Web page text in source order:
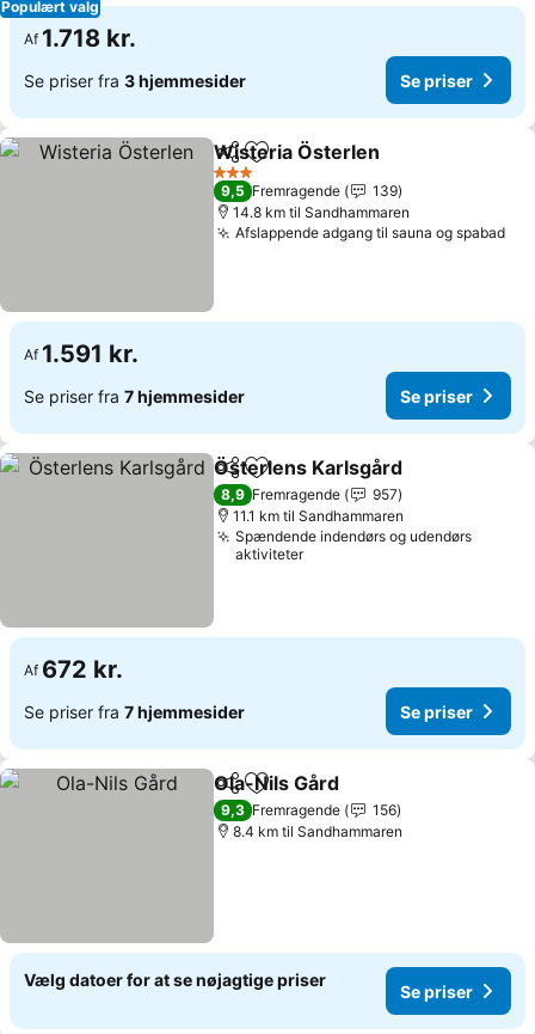
Populært valg
Af 1.718 kr.
Se priser fra 3 hjemmesider Se priser
Del Føj til favoritter
Wisteria Österlen
3 Stjerner
9,5 Fremragende
139
14.8 km til Sandhammaren
Afslappende adgang til sauna og spabadSe
Af 1.591 kr.
Se priser fra 7 hjemmesider Se priser
Del Føj til favoritter
Österlens Karlsgård
8,9 Fremragende
957
11.1 km til Sandhammaren
Spændende indendørs og udendørs
aktiviteter
Af 672 kr.
Se priser fra 7 hjemmesider Se priser
Del Føj til favoritter
Ola-Nils Gård
9,3 Fremragende
156
8.4 km til Sandhammaren
Vælg datoer for at se nøjagtige priser
Se priser